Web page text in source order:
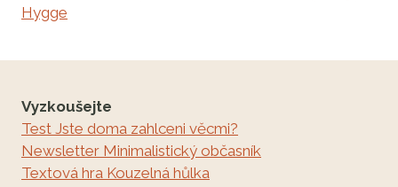
Hygge
Vyzkoušejte
Test Jste doma zahlceni věcmi?
Newsletter Minimalistický občasník
Textová hra Kouzelná hůlka